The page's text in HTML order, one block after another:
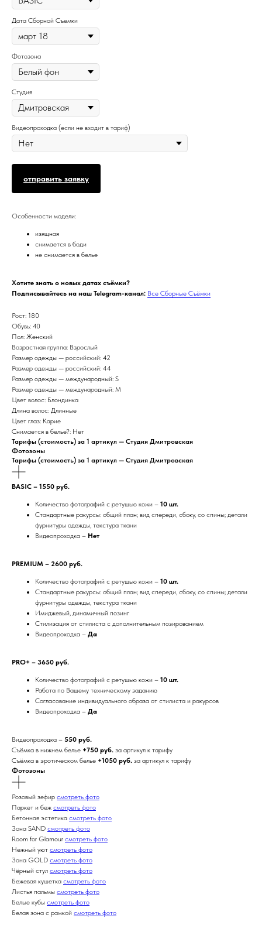
Дата Сборной Съемки
Фотозона
Студия
Видеопроходка (если не входит в тариф)
отправить заявку
Особенности модели:
изящная
снимается в боди
не снимается в белье
Хотите знать о новых датах съёмки?
Подписывайтесь на наш Telegram-канал: Все Сборные Съёмки
Рост: 180
Обувь: 40
Пол: Женский
Возрастная группа: Взрослый
Размер одежды — российский: 42
Размер одежды — российский: 44
Размер одежды — международный: S
Размер одежды — международный: M
Цвет волос: Блондинка
Длина волос: Длинные
Цвет глаз: Карие
Снимается в белье?: Нет
Тарифы (стоимость) за 1 артикул — Студия Дмитровская
Фотозоны
Тарифы (стоимость) за 1 артикул — Студия Дмитровская
BASIC – 1550 руб.
Количество фотографий с ретушью кожи – 10 шт.
Стандартные ракурсы: общий план; вид спереди, сбоку, со спины; детали
фурнитуры одежды, текстура ткани
Видеопроходка – Нет
PREMIUM – 2600 руб.
Количество фотографий с ретушью кожи – 10 шт.
Стандартные ракурсы: общий план; вид спереди, сбоку, со спины; детали
фурнитуры одежды, текстура ткани
Имиджевый, динамичный позинг
Стилизация от стилиста с дополнительным позированием
Видеопроходка – Да
PRO+ – 3650 руб.
Количество фотографий с ретушью кожи – 10 шт.
Работа по Вашему техническому заданию
Согласование индивидуального образа от стилиста и ракурсов
Видеопроходка – Да
Видеопроходка – 550 руб.
Съёмка в нижнем белье +750 руб. за артикул к тарифу
Съёмка в эротическом белье +1050 руб. за артикул к тарифу
Фотозоны
Розовый зефир смотреть фото
Паркет и беж смотреть фото
Бетонная эстетика смотреть фото
Зона SAND смотреть фото
Room for Glamour смотреть фото
Нежный уют смотреть фото
Зона GOLD смотреть фото
Чёрный стул смотреть фото
Бежевая кушетка смотреть фото
Листья пальмы смотреть фото
Белые кубы смотреть фото
Белая зона с рамкой смотреть фото